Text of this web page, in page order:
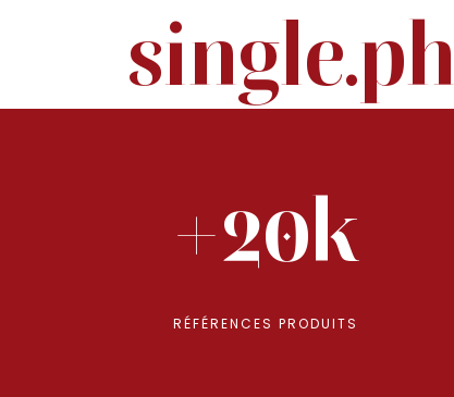
+20k
RÉFÉRENCES PRODUITS